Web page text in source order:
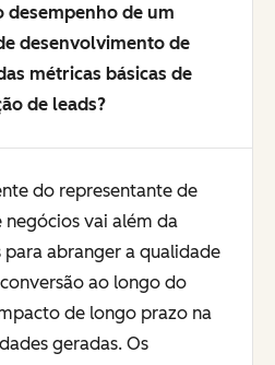
desempenho de um
desenvolvimento de
métricas básicas de
de leads?
do representante de
vai além da
abranger a qualidade
ao longo do
de longo prazo na
geradas. Os